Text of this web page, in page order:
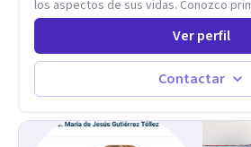
los aspectos de sus vidas. Conozco primero a los padres, en
el caso de niños u adolescentes, para luego seguir la terapia
con sus hijos, apuntalándolos en su
universitario y profesional, siempre
paralelamente a los padres y
seguridad. Hago terapia de pareja y adultos con método
Ver perfil
Contactar